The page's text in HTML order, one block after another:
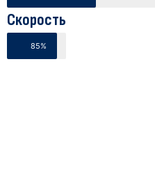
Скорость
85%